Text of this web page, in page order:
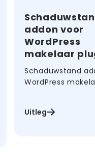
addon voor
WordPress
makelaar
Schaduwstand
WordPress
Uitleg